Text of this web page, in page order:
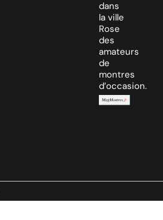
dans
la ville
Rose
des
amateurs
de
montres
d’occasion.